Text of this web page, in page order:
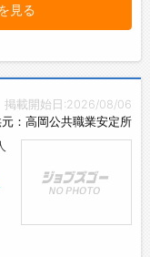
見る
掲載開始日:2026/08/06
：高岡公共職業安定所